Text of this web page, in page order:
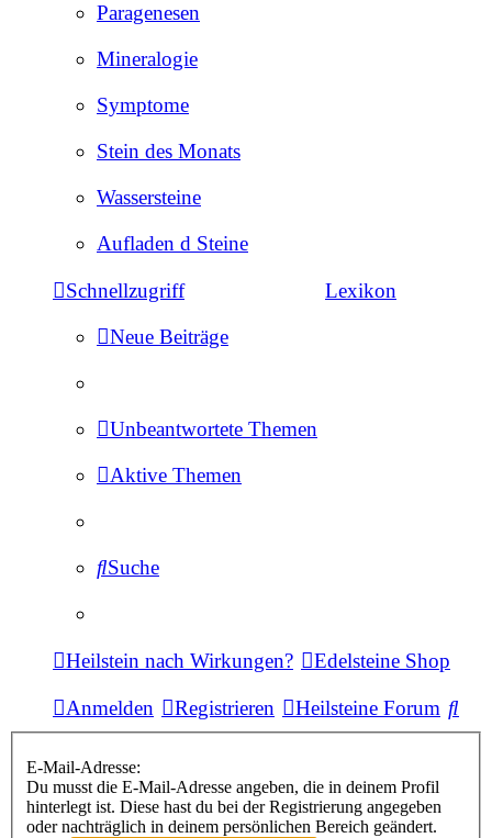
Paragenesen
Mineralogie
Symptome
Stein des Monats
Wassersteine
Aufladen d Steine
Schnellzugriff
Neue Beiträge
Unbeantwortete Themen
Aktive Themen
Suche
Lexikon
Heilstein nach Wirkungen? Edelsteine Shop
Anmelden Registrieren Heilsteine Forum
E-Mail-Adresse:
Du musst die E-Mail-Adresse angeben, die in deinem Profil
hinterlegt ist. Diese hast du bei der Registrierung angegeben
oder nachträglich in deinem persönlichen Bereich geändert.